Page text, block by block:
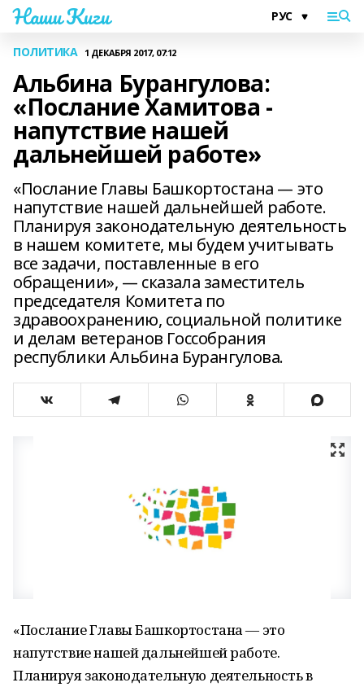
Наши Киги
ПОЛИТИКА 1 ДЕКАБРЯ 2017, 07:12
Альбина Бурангулова:
«Послание Хамитова -
напутствие нашей
дальнейшей работе»
«Послание Главы Башкортостана — это
напутствие нашей дальнейшей работе.
Планируя законодательную деятельность
в нашем комитете, мы будем учитывать
все задачи, поставленные в его
обращении», — сказала заместитель
председателя Комитета по
здравоохранению, социальной политике
и делам ветеранов Госсобрания
республики Альбина Бурангулова.
«Послание Главы Башкортостана — это
напутствие нашей дальнейшей работе.
Планируя законодательную деятельность в